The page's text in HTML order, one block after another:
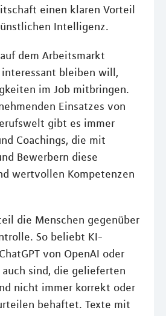
einen klaren Vorteil
Intelligenz.
dem Arbeitsmarkt
bleiben will,
im Job mitbringen.
Einsatzes von
gibt es immer
Coachings, die mit
Bewerbern diese
wertvollen Kompetenzen
die Menschen gegenüber
So beliebt KI-
von OpenAI oder
auch sind, die gelieferten
nicht immer korrekt oder
behaftet. Texte mit